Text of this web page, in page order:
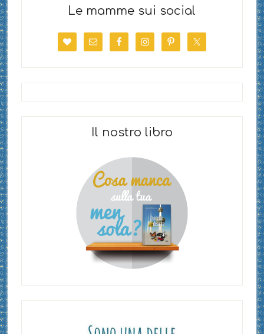
Le mamme sui social
Il nostro libro